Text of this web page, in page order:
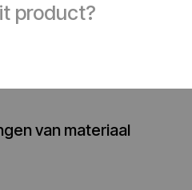
product?
van materiaal